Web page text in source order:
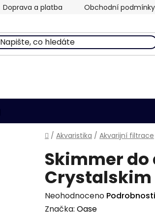
Doprava a platba Obchodní podmínky
Domů
/ Akvaristika / Akvarijní filtrace
Skimmer
Crystalskim
Průměrné
hodnocení
Neohodnoceno
Značka: Oase